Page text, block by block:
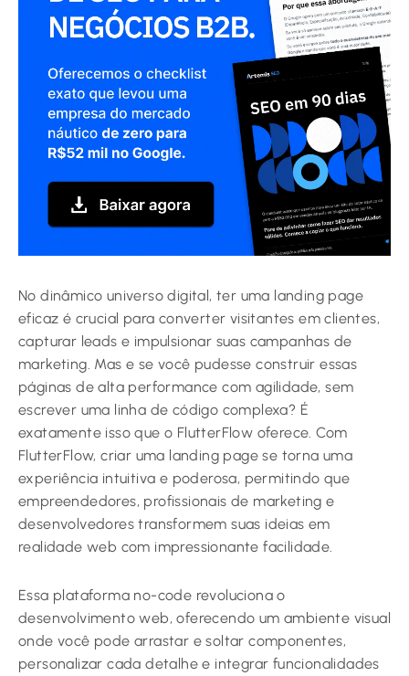
No dinâmico universo digital, ter uma landing page
eficaz é crucial para converter visitantes em clientes,
capturar leads e impulsionar suas campanhas de
marketing. Mas e se você pudesse construir essas
páginas de alta performance com agilidade, sem
escrever uma linha de código complexa? É
exatamente isso que o FlutterFlow oferece. Com
FlutterFlow, criar uma landing page se torna uma
experiência intuitiva e poderosa, permitindo que
empreendedores, profissionais de marketing e
desenvolvedores transformem suas ideias em
realidade web com impressionante facilidade.
Essa plataforma no-code revoluciona o
desenvolvimento web, oferecendo um ambiente visual
onde você pode arrastar e soltar componentes,
personalizar cada detalhe e integrar funcionalidades